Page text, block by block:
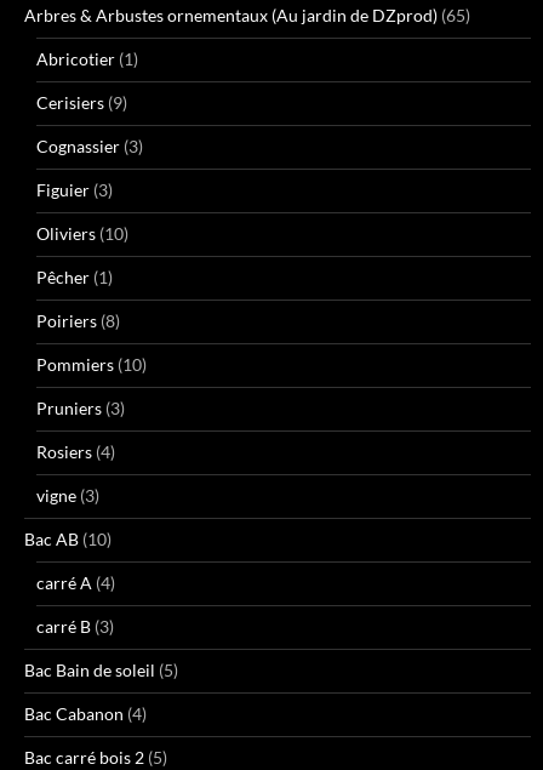
Arbres & Arbustes ornementaux (Au jardin de DZprod) (65)
Abricotier (1)
Cerisiers (9)
Cognassier (3)
Figuier (3)
Oliviers (10)
Pêcher (1)
Poiriers (8)
Pommiers (10)
Pruniers (3)
Rosiers (4)
vigne (3)
Bac AB (10)
carré A (4)
carré B (3)
Bac Bain de soleil (5)
Bac Cabanon (4)
Bac carré bois 2 (5)